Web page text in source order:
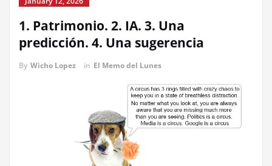
1. Patrimonio. 2. IA. 3. Una
predicción. 4. Una sugerencia
By Wicho Lopez in El Memo del Lunes